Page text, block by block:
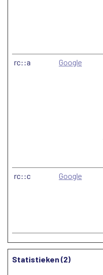
rc::a Google
rc::c Google
Statistieken (2)